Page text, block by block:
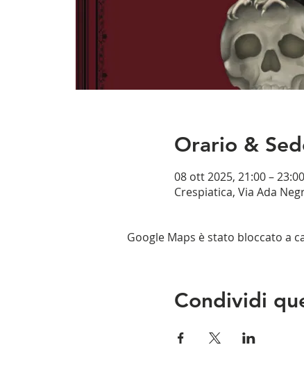
Orario &
08 ott 2025, 21:00 – 23:00
Crespiatica, Via Ada
Google Maps è stato bloccato a
Condividi